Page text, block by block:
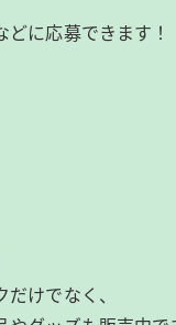
に応募できます！
けでなく、